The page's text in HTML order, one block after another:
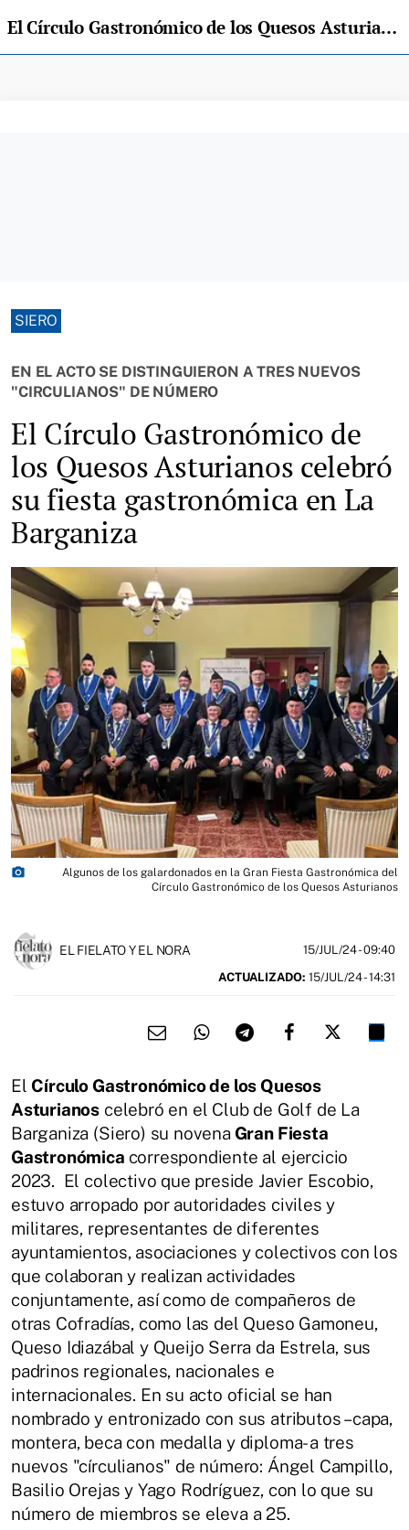
El Círculo Gastronómico de los Quesos Asturianos celebró su fiesta gastronómica en La Barganiza
SIERO
EN EL ACTO SE DISTINGUIERON A TRES NUEVOS
"CIRCULIANOS" DE NÚMERO
El Círculo Gastronómico de
los Quesos Asturianos celebró
su fiesta gastronómica en La
Barganiza
photo_camera
Algunos de los galardonados en la Gran Fiesta Gastronómica del
Círculo Gastronómico de los Quesos Asturianos
EL FIELATO Y EL NORA 15/JUL/24- 09:40
ACTUALIZADO: 15/JUL/24 - 14:31
El Círculo Gastronómico de los Quesos
Asturianos celebró en el Club de Golf de La
Barganiza (Siero) su novena Gran Fiesta
Gastronómica correspondiente al ejercicio
2023. El colectivo que preside Javier Escobio,
estuvo arropado por autoridades civiles y
militares, representantes de diferentes
ayuntamientos, asociaciones y colectivos con los
que colaboran y realizan actividades
conjuntamente, así como de compañeros de
otras Cofradías, como las del Queso Gamoneu,
Queso Idiazábal y Queijo Serra da Estrela, sus
padrinos regionales, nacionales e
internacionales. En su acto oficial se han
nombrado y entronizado con sus atributos –capa,
montera, beca con medalla y diploma- a tres
nuevos "círculianos" de número: Ángel Campillo,
Basilio Orejas y Yago Rodríguez, con lo que su
número de miembros se eleva a 25.